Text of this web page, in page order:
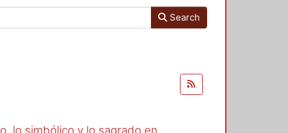
Search
lo simbólico y lo sagrado en